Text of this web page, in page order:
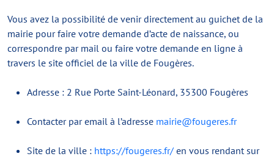
Vous avez la possibilité de venir directement au guichet de la
mairie pour faire votre demande d’acte de naissance, ou
correspondre par mail ou faire votre demande en ligne à
travers le site officiel de la ville de Fougères.
Adresse : 2 Rue Porte Saint-Léonard, 35300 Fougères
Contacter par email à l’adresse mairie@fougeres.fr
Site de la ville : https://fougeres.fr/ en vous rendant sur